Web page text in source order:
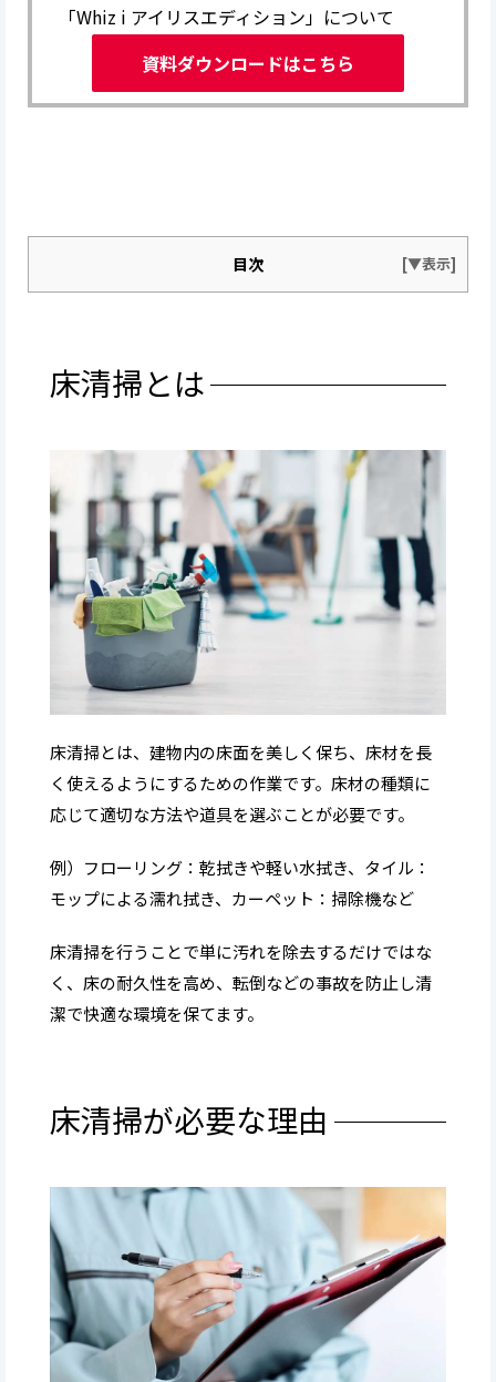
「Whiz i アイリスエディション」について
資料ダウンロードはこちら
目次
床清掃とは
床清掃とは、建物内の床面を美しく保ち、床材を長
く使えるようにするための作業です。床材の種類に
応じて適切な方法や道具を選ぶことが必要です。
例）フローリング：乾拭きや軽い水拭き、タイル：
モップによる濡れ拭き、カーペット：掃除機など
床清掃を行うことで単に汚れを除去するだけではな
く、床の耐久性を高め、転倒などの事故を防止し清
潔で快適な環境を保てます。
床清掃が必要な理由